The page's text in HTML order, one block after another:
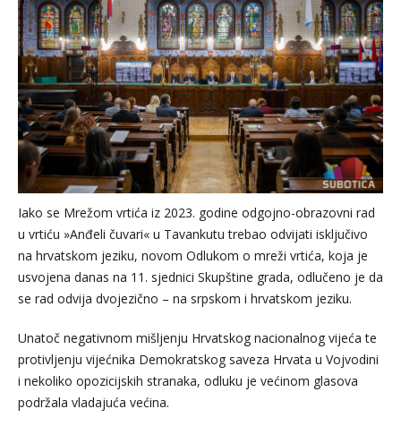
Iako se Mrežom vrtića iz 2023. godine odgojno-obrazovni rad
u vrtiću »Anđeli čuvari« u Tavankutu trebao odvijati isključivo
na hrvatskom jeziku, novom Odlukom o mreži vrtića, koja je
usvojena danas na 11. sjednici Skupštine grada, odlučeno je da
se rad odvija dvojezično – na srpskom i hrvatskom jeziku.
Unatoč negativnom mišljenju Hrvatskog nacionalnog vijeća te
protivljenju vijećnika Demokratskog saveza Hrvata u Vojvodini
i nekoliko opozicijskih stranaka, odluku je većinom glasova
podržala vladajuća većina.